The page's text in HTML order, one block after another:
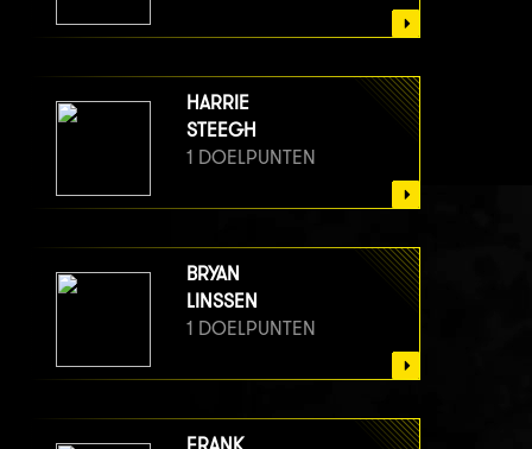
HARRIE
STEEGH
1 DOELPUNTEN
BRYAN
LINSSEN
1 DOELPUNTEN